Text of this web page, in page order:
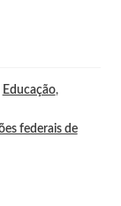
Educação,
federais de